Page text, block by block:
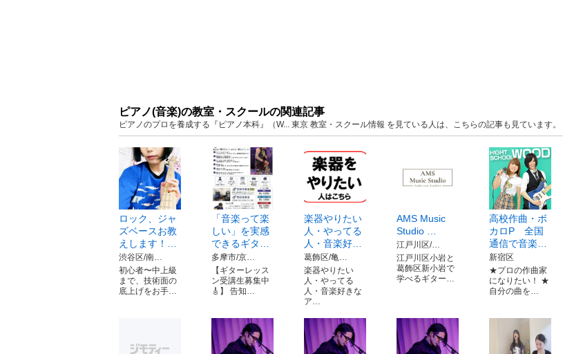
ピアノ(音楽)の教室・スクールの関連記事
ピアノのプロを養成する『ピアノ本科』（W... 東京 教室・スクール情報 を見ている人は、こちらの記事も見ています。
ロック、ジャ
ズベースお教
えします！…
渋谷区/南…
初心者〜中上級
まで、技術面の
底上げをお手…
「音楽って楽
しい」を実感
できるギタ…
多摩市/京…
【ギターレッス
ン受講生募集中
🎸】 告知…
楽器やりたい
人・やってる
人・音楽好…
葛飾区/亀…
楽器やりたい
人・やってる
人・音楽好きな
ア…
AMS Music
Studio …
江戸川区/…
江戸川区小岩と
葛飾区新小岩で
学べるギター…
高校作曲・ボ
カロP 全国
通信で音楽…
新宿区
★プロの作曲家
になりたい！ ★
自分の曲を…